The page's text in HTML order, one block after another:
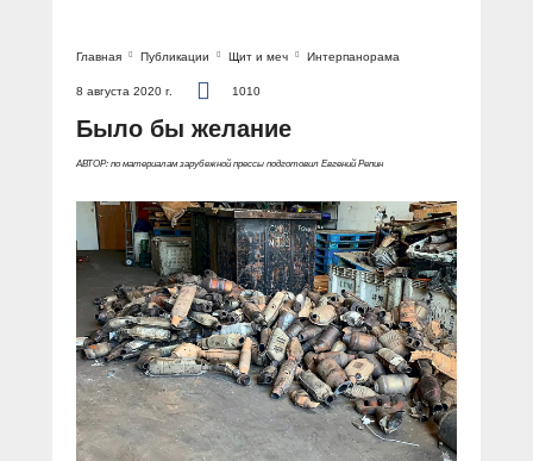
Главная Публикации Щит и меч Интерпанорама
8 августа 2020 г. 1010
Было бы желание
АВТОР: по материалам зарубежной прессы подготовил Евгений Репин